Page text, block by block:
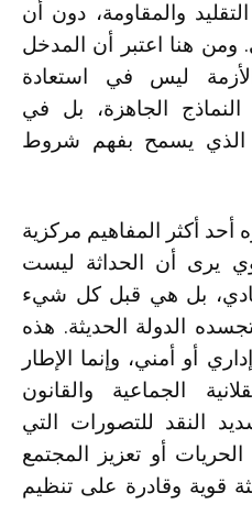
والمقاومة، دون أن
ومن هنا اعتبر أن المدخل
ليس في استعادة
الجاهزة، بل في
الذي يسمح بفهم شروط
أحد أكثر المفاهيم مركزية
يرى أن الحداثة ليست
بل هي قبل كل شيء
الدولة الحديثة. هذه
أو أمني، وإنما الإطار
الجماعية والقانون
النقد للتصورات التي
أو تعزيز المجتمع
قوية وقادرة على تنظيم